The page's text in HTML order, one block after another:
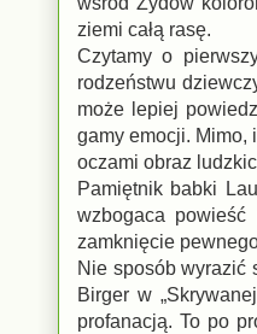
ziemi całą rasę.
Czytamy o
rodzeństwu
może lepiej
gamy emocji. Mimo,
oczami obraz
Pamiętnik babki
wzbogaca powieść
zamknięcie
Nie sposób wyrazić
Birger w
profanacją. To po